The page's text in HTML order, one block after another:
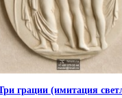
грации (имитация